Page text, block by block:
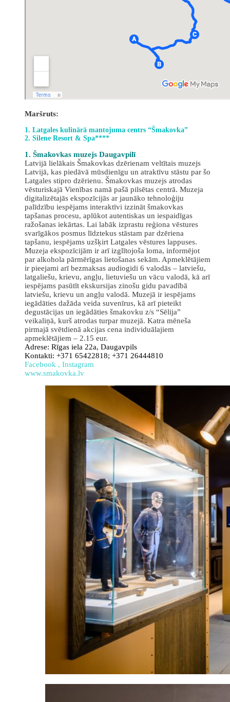
Maršruts:
1. Latgales kulinārā mantojuma centrs “Šmakovka”
2. Silene Resort & Spa****
1. Šmakovkas muzejs Daugavpilī
Latvijā lielākais Šmakovkas dzērienam veltītais muzejs
Latvijā, kas piedāvā mūsdienīgu un atraktīvu stāstu par šo
Latgales stipro dzērienu. Šmakovkas muzejs atrodas
vēsturiskajā Vienības namā pašā pilsētas centrā. Muzeja
digitalizētajās ekspozīcijās ar jaunāko tehnoloģiju
palīdzību iespējams interaktīvi izzināt šmakovkas
tapšanas procesu, aplūkot autentiskas un iespaidīgas
ražošanas iekārtas. Lai labāk izprastu reģiona vēstures
svarīgākos posmus līdztekus stāstam par dzēriena
tapšanu, iespējams uzšķirt Latgales vēstures lappuses.
Muzeja ekspozīcijām ir arī izglītojoša loma, informējot
par alkohola pārmērīgas lietošanas sekām. Apmeklētājiem
ir pieejami arī bezmaksas audiogidi 6 valodās – latviešu,
latgaliešu, krievu, angļu, lietuviešu un vācu valodā, kā arī
iespējams pasūtīt ekskursijas zinošu gidu pavadībā
latviešu, krievu un angļu valodā. Muzejā ir iespējams
iegādāties dažāda veida suvenīrus, kā arī pieteikt
degustācijas un iegādāties šmakovku z/s “Sēlija”
veikaliņā, kurš atrodas turpar muzejā. Katra mēneša
pirmajā svētdienā akcijas cena individuālajiem
apmeklētājiem – 2.15 eur.
Adrese: Rīgas iela 22a, Daugavpils
Kontakti: +371 65422818; +371 26444810
Facebook , Instagram
www.smakovka.lv